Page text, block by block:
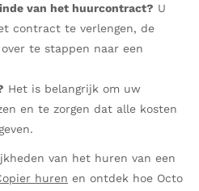
van het huurcontract? U
contract te verlengen, de
te stappen naar een
Het is belangrijk om uw
en te zorgen dat alle kosten
van het huren van een
huren en ontdek hoe Octo